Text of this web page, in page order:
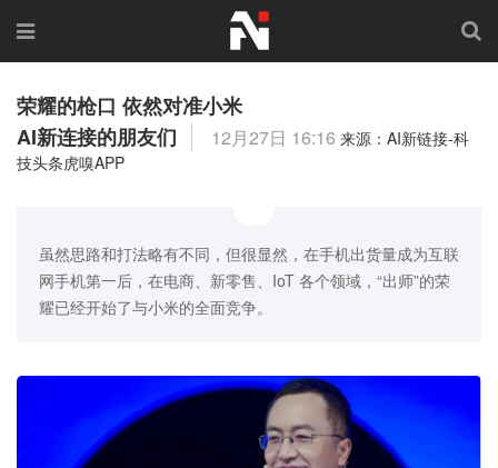
荣耀的枪口 依然对准小米
AI新连接的朋友们
12月27日 16:16 来源：AI新链接-科
技头条虎嗅APP
虽然思路和打法略有不同，但很显然，在手机出货量成为互联
网手机第一后，在电商、新零售、IoT 各个领域，“出师”的荣
耀已经开始了与小米的全面竞争。